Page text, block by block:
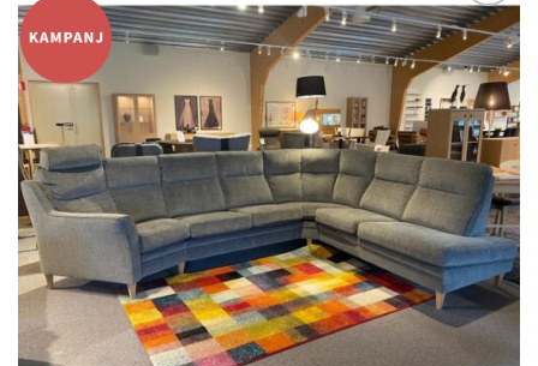
Lägg
till i
önskelistan